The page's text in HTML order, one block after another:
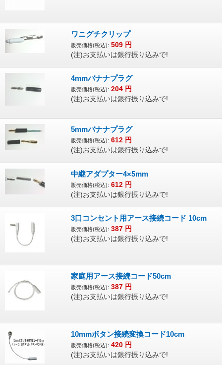
ワニグチクリップ
販売価格(税込): 509 円
(注)お支払いは銀行振り込みで!
4mmバナナプラグ
販売価格(税込): 204 円
(注)お支払いは銀行振り込みで!
5mmバナナプラグ
販売価格(税込): 612 円
(注)お支払いは銀行振り込みで!
中継アダプター4×5mm
販売価格(税込): 612 円
(注)お支払いは銀行振り込みで!
3口コンセント用アース接続コード 10cm
販売価格(税込): 387 円
(注)お支払いは銀行振り込みで!
家庭用アース接続コード50cm
販売価格(税込): 387 円
(注)お支払いは銀行振り込みで!
10mmボタン接続変換コード10cm
販売価格(税込): 420 円
(注)お支払いは銀行振り込みで!